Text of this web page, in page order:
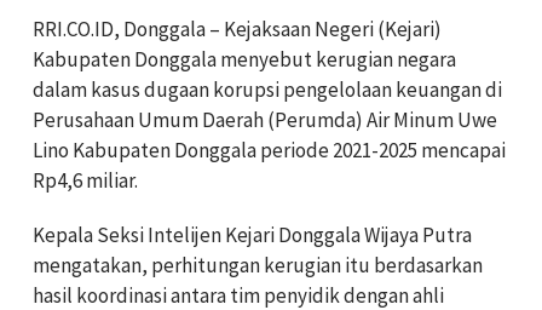
RRI.CO.ID, Donggala – Kejaksaan Negeri (Kejari)
Kabupaten Donggala menyebut kerugian negara
dalam kasus dugaan korupsi pengelolaan keuangan di
Perusahaan Umum Daerah (Perumda) Air Minum Uwe
Lino Kabupaten Donggala periode 2021-2025 mencapai
Rp4,6 miliar.
Kepala Seksi Intelijen Kejari Donggala Wijaya Putra
mengatakan, perhitungan kerugian itu berdasarkan
hasil koordinasi antara tim penyidik dengan ahli